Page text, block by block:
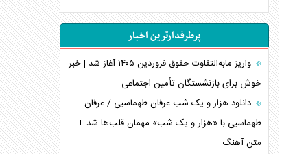
اهمیت راهبردی اردن برای آمریکا
پیام، ظرفیت بالفعل‌نشده تجارت ایران
همسویی عربستان با سنتکام علیه متحدان ایران
ترامپ و توهم خلع سلاح حماس
چرا کویت به دنبال شریک امنیتی جدید است؟
اعتراف غرب به قدرت ایران در تثبیت معادلات
خطای راهبردی ترامپ مقابل برزیل
پرطرفدارترین اخبار
واریز مابه‌التفاوت حقوق فروردین ۱۴۰۵ آغاز شد | خبر
خوش برای بازنشستگان تأمین اجتماعی
دانلود هزار و یک شب عرفان طهماسبی / عرفان
طهماسبی با «هزار و یک شب» مهمان قلب‌ها شد +
متن آهنگ